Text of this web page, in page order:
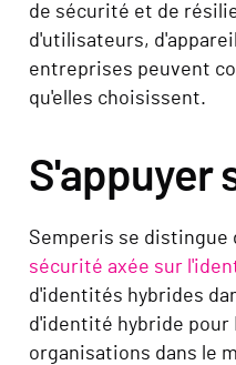
de sécurité et de
d'utilisateurs,
entreprises peuvent
qu'elles choisissent.
S'appuyer
Semperis se distingue
sécurité axée sur
d'identités hybrides
d'identité hybride pour
organisations dans le